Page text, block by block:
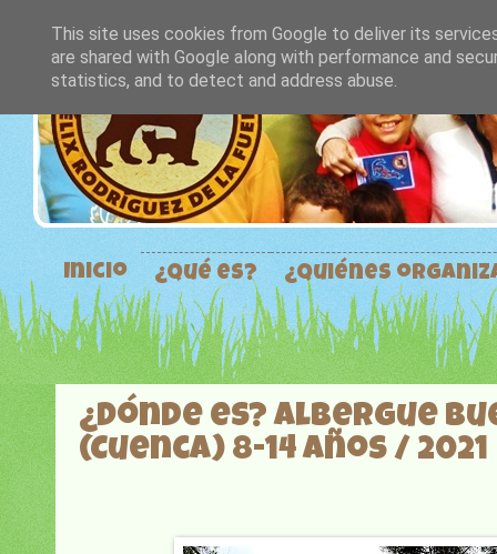
Inicio ¿Qué es? ¿Quiénes
¿Dónde es? Albergue
(Cuenca) 8-14 años / 2021
This site uses cookies from Google to deliver its
are shared with Google along with performance and
statistics, and to detect and address abuse.